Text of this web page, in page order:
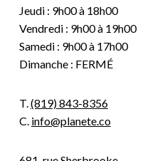
Jeudi : 9h00 à 18h00
Vendredi : 9h00 à 19h00
Samedi : 9h00 à 17h00
Dimanche : FERMÉ
T.(819) 843-8356
C. info@planete.co